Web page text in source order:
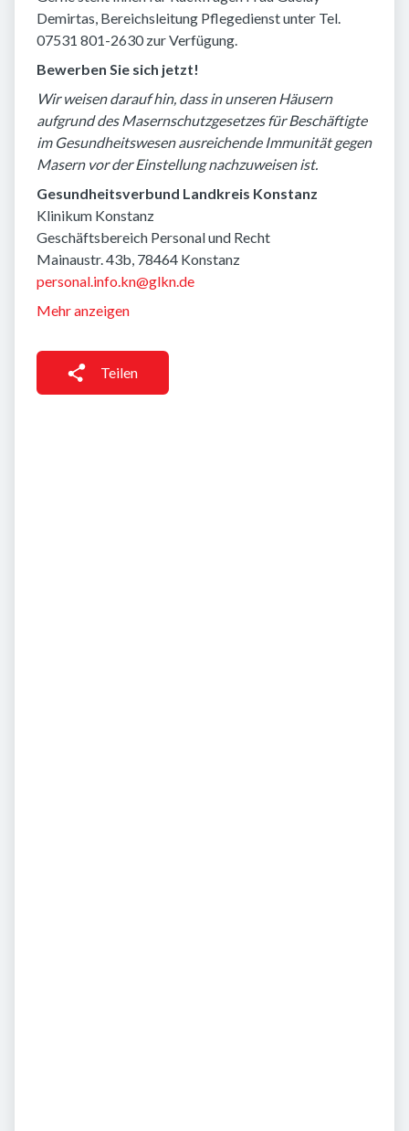
Demirtas, Bereichsleitung Pflegedienst unter Tel.
07531 801-2630 zur Verfügung.
Bewerben Sie sich jetzt!
Wir weisen darauf hin, dass in unseren Häusern
aufgrund des Masernschutzgesetzes für Beschäftigte
im Gesundheitswesen ausreichende Immunität gegen
Masern vor der Einstellung nachzuweisen ist.
Gesundheitsverbund Landkreis Konstanz
Klinikum Konstanz
Geschäftsbereich Personal und Recht
Mainaustr. 43b, 78464 Konstanz
personal.info.kn@glkn.de
Mehr anzeigen
Teilen